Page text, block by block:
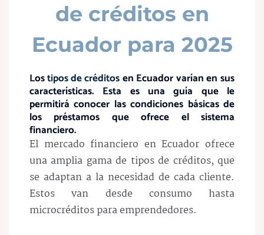
de créditos en
Ecuador para 2025
Lostipos de créditosen Ecuador varían en sus
características. Esta es una guía que le
permitirá conocer las condiciones básicas de
los préstamos que ofrece el sistema
financiero.
El mercado financiero en Ecuador ofrece
una amplia gama de tipos de créditos, que
se adaptan a la necesidad de cada cliente.
Estos van desde consumo hasta
microcréditos para emprendedores.